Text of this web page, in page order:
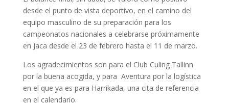
desde el punto de vista deportivo, en el camino del
equipo masculino de su preparación para los
campeonatos nacionales a celebrarse próximamente
en Jaca desde el 23 de febrero hasta el 11 de marzo.
Los agradecimientos son para el Club Culing Tallinn
por la buena acogida, y para Aventura por la logística
en el que ya es para Harrikada, una cita de referencia
en el calendario.